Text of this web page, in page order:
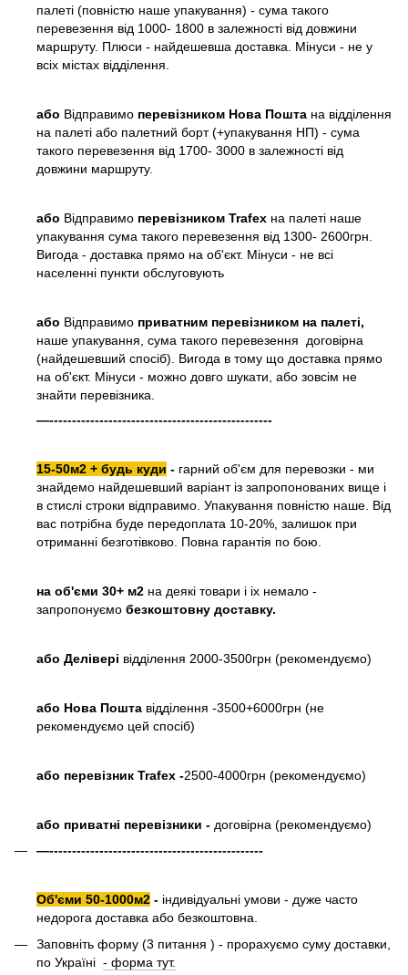
палеті (повністю наше упакування) - сума такого
перевезення від 1000- 1800 в залежності від довжини
маршруту. Плюси - найдешевша доставка. Мінуси - не у
всіх містах відділення.
або Відправимо перевізником Нова Пошта на відділення
на палеті або палетний борт (+упакування НП) - сума
такого перевезення від 1700- 3000 в залежності від
довжини маршруту.
або Відправимо перевізником Trafex на палеті наше
упакування сума такого перевезення від 1300- 2600грн.
Вигода - доставка прямо на об'єкт. Мінуси - не всі
населенні пункти обслуговують
або Відправимо приватним перевізником на палеті,
наше упакування, сума такого перевезення договірна
(найдешевший спосіб). Вигода в тому що доставка прямо
на об'єкт. Мінуси - можно довго шукати, або зовсім не
знайти перевізника.
—-------------------------------------------------
15-50м2 + будь куди - гарний об'єм для перевозки - ми
знайдемо найдешевший варіант із запропонованих вище і
в стислі строки відправимо. Упакування повністю наше. Від
вас потрібна буде передоплата 10-20%, залишок при
отриманні безготівково. Повна гарантія по бою.
на об'єми 30+ м2 на деякі товари і іх немало -
запропонуємо безкоштовну доставку.
або Делівері відділення 2000-3500грн (рекомендуємо)
або Нова Пошта відділення -3500+6000грн (не
рекомендуємо цей спосіб)
або перевізник Trafex -2500-4000грн (рекомендуємо)
або приватні перевізники - договірна (рекомендуємо)
—-----------------------------------------------
Об'єми 50-1000м2 - індивідуальні умови - дуже часто
недорога доставка або безкоштовна.
Заповніть форму (3 питання ) - прорахуємо суму доставки,
по Україні - форма тут.